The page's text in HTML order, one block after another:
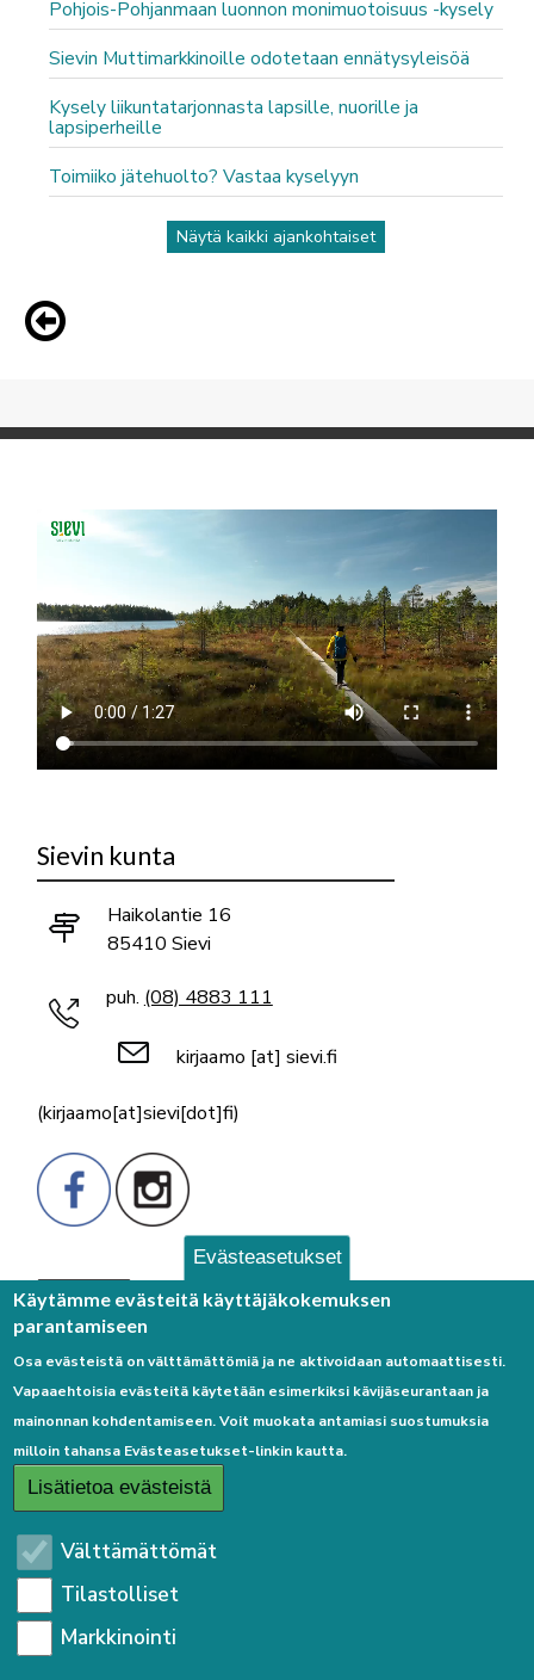
Pohjois-Pohjanmaan luonnon monimuotoisuus -kysely
Sievin Muttimarkkinoille odotetaan ennätysyleisöä
Kysely liikuntatarjonnasta lapsille, nuorille ja
lapsiperheille
Toimiiko jätehuolto? Vastaa kyselyyn
Näytä kaikki ajankohtaiset
Sievin kunta
Haikolantie 16
85410 Sievi
puh. (08) 4883 111
kirjaamo [at] sievi.fi
(kirjaamo[at]sievi[dot]fi)
Palaute
Linkkejä
Etusivulle
Kirjaudu sisään
Saavutettavuusseloste
Sivukartta
Evästeasetukset
Käytämme evästeitä käyttäjäkokemuksen
parantamiseen
Osa evästeistä on välttämättömiä ja ne aktivoidaan automaattisesti.
Vapaaehtoisia evästeitä käytetään esimerkiksi kävijäseurantaan ja
mainonnan kohdentamiseen. Voit muokata antamiasi suostumuksia
milloin tahansa Evästeasetukset-linkin kautta.
Lisätietoa evästeistä
Välttämättömät
Tilastolliset
Markkinointi